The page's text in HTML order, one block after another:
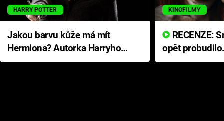
HARRY POTTER
Jakou barvu kůže má mít
Hermiona? Autorka Harryho
Pottera přišla s ráznou
KINOFILMY
opět
přichází s